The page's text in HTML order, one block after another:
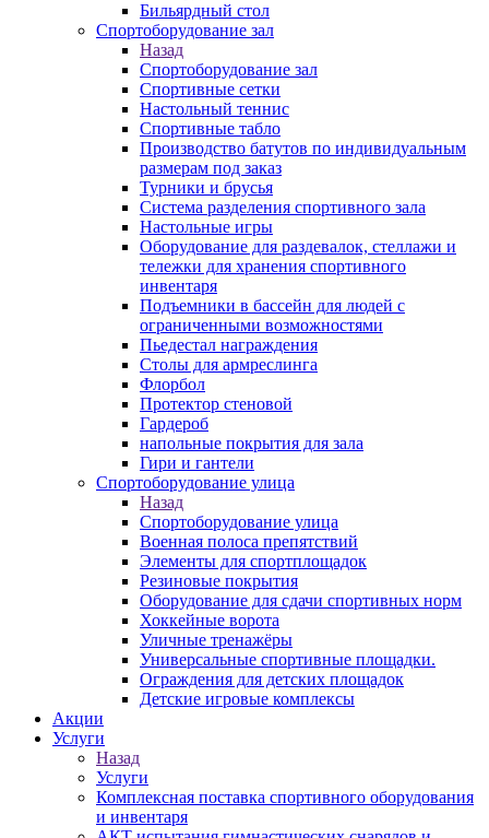
Бильярдный стол
Спортоборудование зал
Назад
Спортоборудование зал
Спортивные сетки
Настольный теннис
Спортивные табло
Производство батутов по индивидуальным
размерам под заказ
Турники и брусья
Система разделения спортивного зала
Настольные игры
Оборудование для раздевалок, стеллажи и
тележки для хранения спортивного
инвентаря
Подъемники в бассейн для людей с
ограниченными возможностями
Пьедестал награждения
Столы для армреслинга
Флорбол
Протектор стеновой
Гардероб
напольные покрытия для зала
Гири и гантели
Спортоборудование улица
Назад
Спортоборудование улица
Военная полоса препятствий
Элементы для спортплощадок
Резиновые покрытия
Оборудование для сдачи спортивных норм
Хоккейные ворота
Уличные тренажёры
Универсальные спортивные площадки.
Ограждения для детских площадок
Детские игровые комплексы
Акции
Услуги
Назад
Услуги
Комплексная поставка спортивного оборудования
и инвентаря